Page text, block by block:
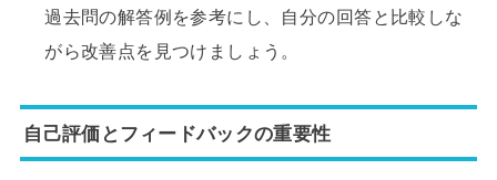
過去問の解答例を参考にし、自分の回答と比較しな
がら改善点を見つけましょう。
自己評価とフィードバックの重要性